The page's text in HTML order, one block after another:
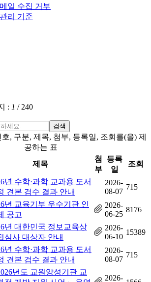
일 수집 거부
리 기준
: 1 / 240
검색
, 구분, 제목, 첨부, 등록일, 조회를(을) 제
공하는 표
제목
첨
부
등록
일
조회
년 수학·과학 교과용 도서
견본 검수 결과 안내
2026-
08-07
715
년 교육기부 우수기관 인
공고
2026-
06-25
8176
년 대한민국 정보교육상
심사 대상자 안내
2026-
06-10
15389
년 수학·과학 교과용 도서
견본 검수 결과 안내
2026-
08-07
715
년도 교원양성기관 교
2026-